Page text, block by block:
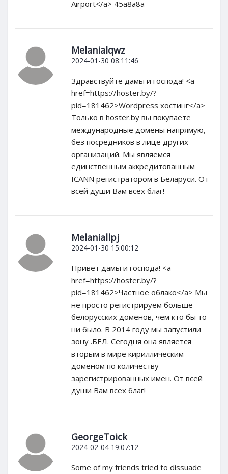
Airport</a> 45a8a8a
Melanialqwz
2024-01-30 08:11:46
Здравствуйте дамы и господа! <a
href=https://hoster.by/?
pid=181462>Wordpress хостинг</a>
Только в hoster.by вы покупаете
международные домены напрямую,
без посредников в лице других
организаций. Мы являемся
единственным аккредитованным
ICANN регистратором в Беларуси. От
всей души Вам всех благ!
Melaniallpj
2024-01-30 15:00:12
Привет дамы и господа! <a
href=https://hoster.by/?
pid=181462>Частное облако</a> Мы
не просто регистрируем больше
белорусских доменов, чем кто бы то
ни было. В 2014 году мы запустили
зону .БЕЛ. Сегодня она является
вторым в мире кириллическим
доменом по количеству
зарегистрированных имен. От всей
души Вам всех благ!
GeorgeToick
2024-02-04 19:07:12
Some of my friends tried to dissuade